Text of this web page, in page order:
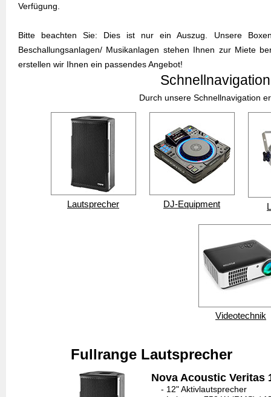
Verfügung.
Bitte beachten Sie: Dies ist nur ein Auszug. Unsere
Beschallungsanlagen/ Musikanlagen stehen Ihnen zur Miete
erstellen wir Ihnen ein passendes Angebot!